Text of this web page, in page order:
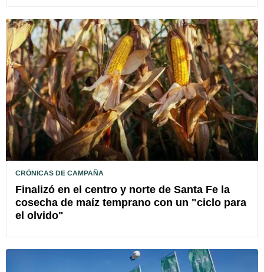
CRÓNICAS DE CAMPAÑA
Finalizó en el centro y norte de Santa Fe la
cosecha de maíz temprano con un "ciclo para
el olvido"